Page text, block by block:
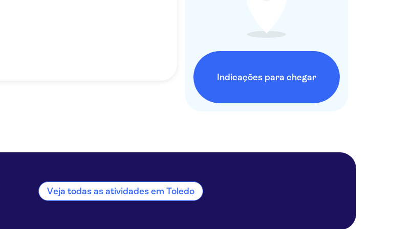
Indicações para chegar
Veja todas as atividades em Toledo